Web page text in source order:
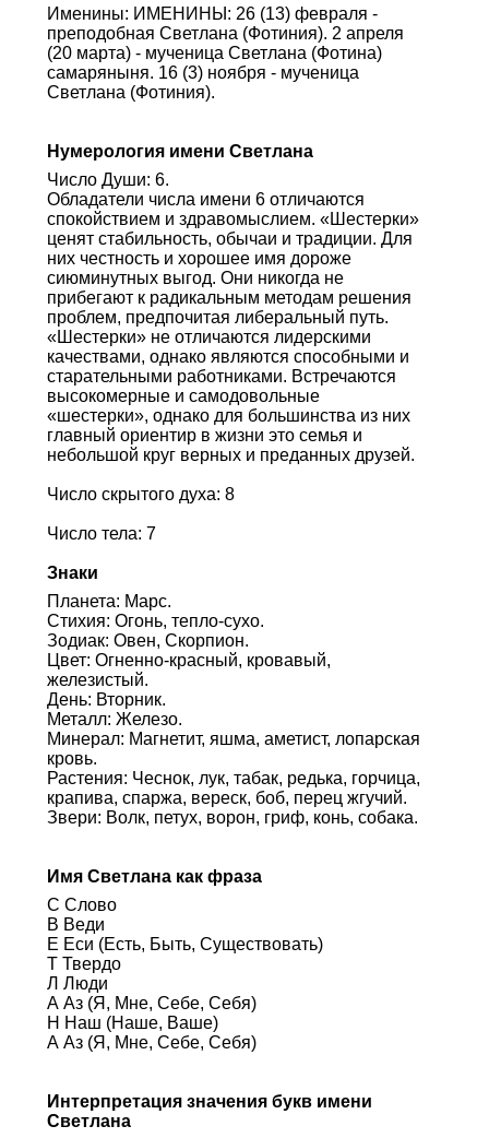
Именины: ИМЕНИНЫ: 26 (13) февраля -
преподобная Светлана (Фотиния). 2 апреля
(20 марта) - мученица Светлана (Фотина)
самаряныня. 16 (3) ноября - мученица
Светлана (Фотиния).
Нумерология имени Светлана
Число Души: 6.
Обладатели числа имени 6 отличаются
спокойствием и здравомыслием. «Шестерки»
ценят стабильность, обычаи и традиции. Для
них честность и хорошее имя дороже
сиюминутных выгод. Они никогда не
прибегают к радикальным методам решения
проблем, предпочитая либеральный путь.
«Шестерки» не отличаются лидерскими
качествами, однако являются способными и
старательными работниками. Встречаются
высокомерные и самодовольные
«шестерки», однако для большинства из них
главный ориентир в жизни это семья и
небольшой круг верных и преданных друзей.
Число скрытого духа: 8
Число тела: 7
Знаки
Планета: Марс.
Стихия: Огонь, тепло-сухо.
Зодиак: Овен, Скорпион.
Цвет: Огненно-красный, кровавый,
железистый.
День: Вторник.
Металл: Железо.
Минерал: Магнетит, яшма, аметист, лопарская
кровь.
Растения: Чеснок, лук, табак, редька, горчица,
крапива, спаржа, вереск, боб, перец жгучий.
Звери: Волк, петух, ворон, гриф, конь, собака.
Имя Светлана как фраза
С Слово
В Веди
Е Еси (Есть, Быть, Существовать)
Т Твердо
Л Люди
А Аз (Я, Мне, Себе, Себя)
Н Наш (Наше, Ваше)
А Аз (Я, Мне, Себе, Себя)
Интерпретация значения букв имени
Светлана